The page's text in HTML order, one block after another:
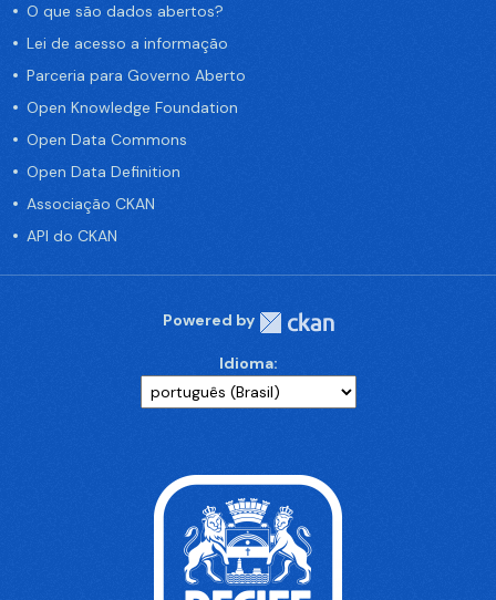
O que são dados abertos?
Lei de acesso a informação
Parceria para Governo Aberto
Open Knowledge Foundation
Open Data Commons
Open Data Definition
Associação CKAN
API do CKAN
Powered by
Idioma